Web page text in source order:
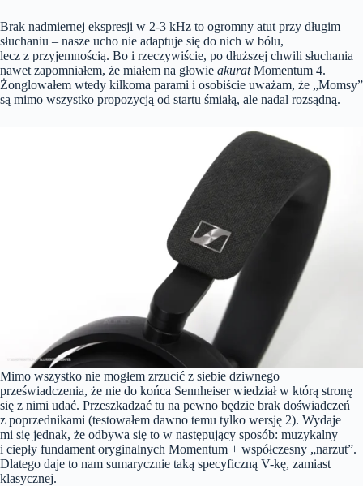
Brak nadmiernej ekspresji w 2-3 kHz to ogromny atut przy długim
słuchaniu – nasze ucho nie adaptuje się do nich w bólu,
lecz z przyjemnością. Bo i rzeczywiście, po dłuższej chwili słuchania
nawet zapomniałem, że miałem na głowie akuratMomentum 4.
Żonglowałem wtedy kilkoma parami i osobiście uważam, że „Momsy”
są mimo wszystko propozycją od startu śmiałą, ale nadal rozsądną.
Mimo wszystko nie mogłem zrzucić z siebie dziwnego
przeświadczenia, że nie do końca Sennheiser wiedział w którą stronę
się z nimi udać. Przeszkadzać tu na pewno będzie brak doświadczeń
z poprzednikami (testowałem dawno temu tylko wersję 2). Wydaje
mi się jednak, że odbywa się to w następujący sposób: muzykalny
i ciepły fundament oryginalnych Momentum + współczesny „narzut”.
Dlatego daje to nam sumarycznie taką specyficzną V-kę, zamiast
klasycznej.